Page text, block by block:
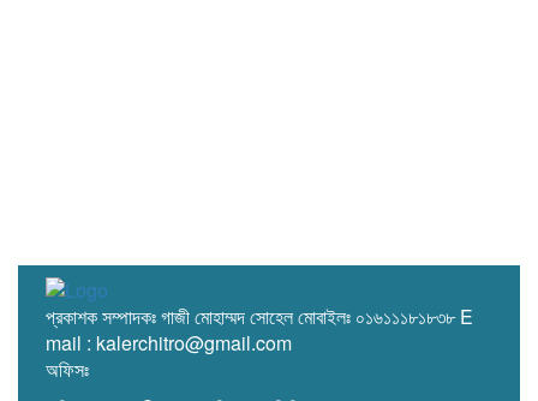
প্রকাশক সম্পাদকঃ গাজী মোহাম্মদ সোহেল মোবাইলঃ ০১৬১১১৮১৮৩৮ E
mail : kalerchitro@gmail.com
অফিসঃ